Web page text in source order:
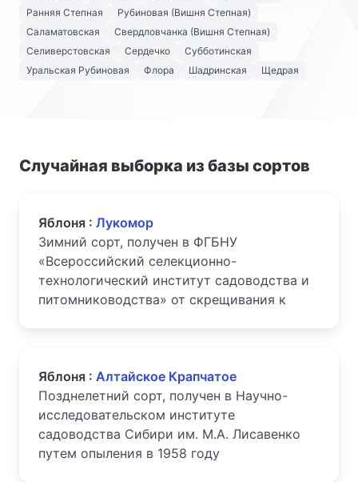
Ранняя Степная
Рубиновая (Вишня Степная)
Саламатовская
Свердловчанка (Вишня Степная)
Селиверстовская
Сердечко
Субботинская
Уральская Рубиновая
Флора Шадринская Щедрая
Случайная выборка из базы сортов
Яблоня : Лукомор
Зимний сорт, получен в ФГБНУ
«Всероссийский селекционно-
технологический институт садоводства и
питомниководства» от скрещивания к
Яблоня : Алтайское Крапчатое
Позднелетний сорт, получен в Научно-
исследовательском институте
садоводства Сибири им. М.А. Лисавенко
путем опыления в 1958 году